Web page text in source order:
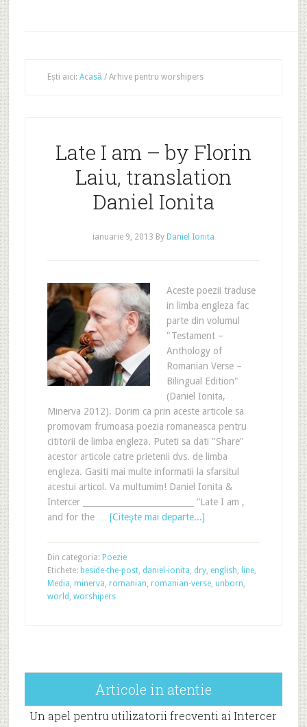
Ești aici: Acasă /Arhive pentru worshipers
Late I am – by Florin
Laiu, translation
Daniel Ionita
ianuarie 9, 2013 By Daniel Ionita
Aceste poezii traduse
in limba engleza fac
parte din volumul
"Testament –
Anthology of
Romanian Verse –
Bilingual Edition"
(Daniel Ionita,
Minerva 2012). Dorim ca prin aceste articole sa
promovam frumoasa poezia romaneasca pentru
cititorii de limba engleza. Puteti sa dati "Share"
acestor articole catre prietenii dvs. de limba
engleza. Gasiti mai multe informatii la sfarsitul
acestui articol. Va multumim! Daniel Ionita &
Intercer ___________________________ “Late I am ,
and for the … [Citeşte mai departe...]
Din categoria: Poezie
Etichete: beside-the-post, daniel-ionita, dry, english, line,
Media, minerva, romanian, romanian-verse, unborn,
world , worshipers
Articole in atentie
Un apel pentru utilizatorii frecventi ai Intercer